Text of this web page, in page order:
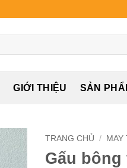
GIỚI THIỆU SẢN
TRANG CHỦ / MAY
Gấu